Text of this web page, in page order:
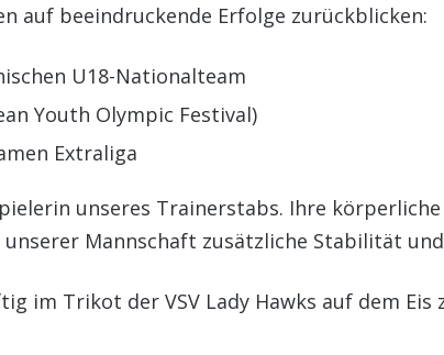
auf beeindruckende Erfolge zurückblicken:
U18-Nationalteam
Youth Olympic Festival)
Extraliga
unseres Trainerstabs. Ihre
Mannschaft zusätzliche Stabilität
im Trikot der VSV Lady Hawks auf dem